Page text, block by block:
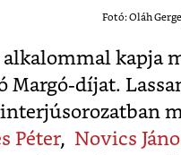
Fotó: Oláh
kapja
Margó-díjat.
Péter, Novics